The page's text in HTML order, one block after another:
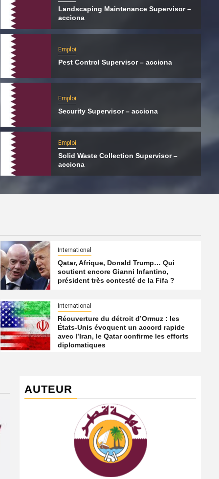
Hamas s’apprêterait à transférer ses
du Qatar vers la Turquie
5 août 2026 Qatarien
Landscaping Maintenance Supervisor –
acciona
Emploi
Pest Control Supervisor – acciona
Emploi
Security Supervisor – acciona
Emploi
Solid Waste Collection Supervisor –
acciona
International
Qatar, Afrique, Donald Trump… Qui
soutient encore Gianni Infantino,
président très contesté de la Fifa ?
International
Réouverture du détroit d’Ormuz : les
États-Unis évoquent un accord rapide
avec l’Iran, le Qatar confirme les efforts
diplomatiques
AUTEUR